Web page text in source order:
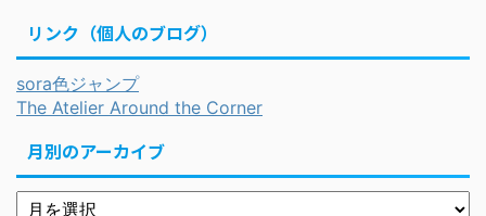
リンク（個人のブログ）
sora色ジャンプ
The Atelier Around the Corner
月別のアーカイブ